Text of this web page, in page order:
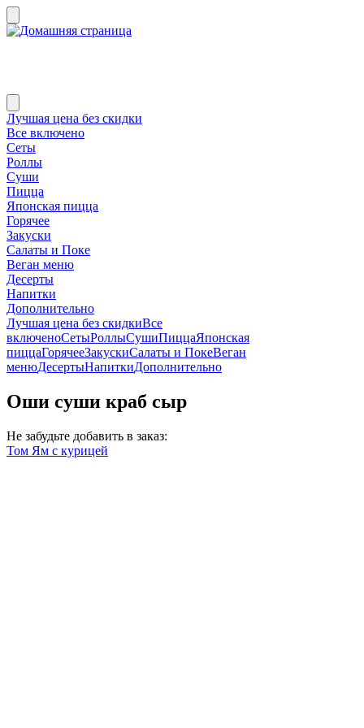
Лучшая цена без скидки
Все включено
Сеты
Роллы
Суши
Пицца
Японская пицца
Горячее
Закуски
Салаты и Поке
Веган меню
Десерты
Напитки
Дополнительно
Лучшая цена без скидкиВсе
включеноСетыРоллыСушиПиццаЯпонская
пиццаГорячееЗакускиСалаты и ПокеВеган
менюДесертыНапиткиДополнительно
Оши суши краб сыр
Не забудьте добавить в заказ:
Том Ям с курицей